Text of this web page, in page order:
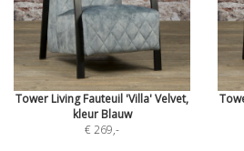
Tower Living Fauteuil 'Villa' Velvet,
kleur Blauw
€ 269,-